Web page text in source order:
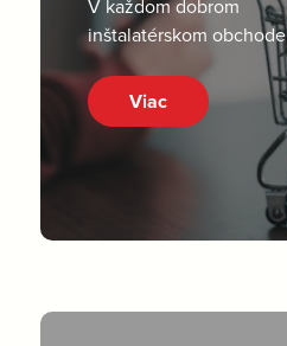
V každom dobrom
inštalatérskom obchode
Viac